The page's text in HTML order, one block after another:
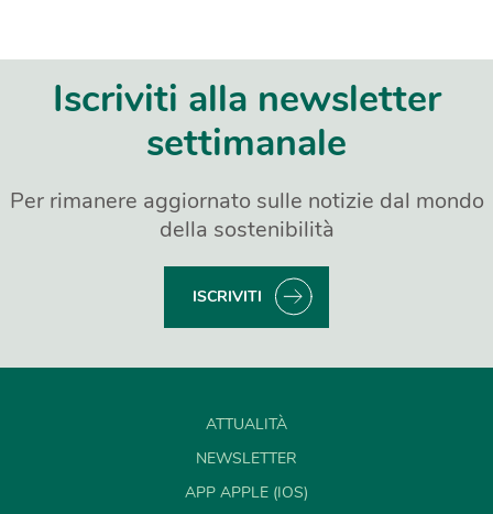
Iscriviti alla newsletter
settimanale
Per rimanere aggiornato sulle notizie dal mondo
della sostenibilità
ISCRIVITI
ATTUALITÀ
NEWSLETTER
APP APPLE (IOS)